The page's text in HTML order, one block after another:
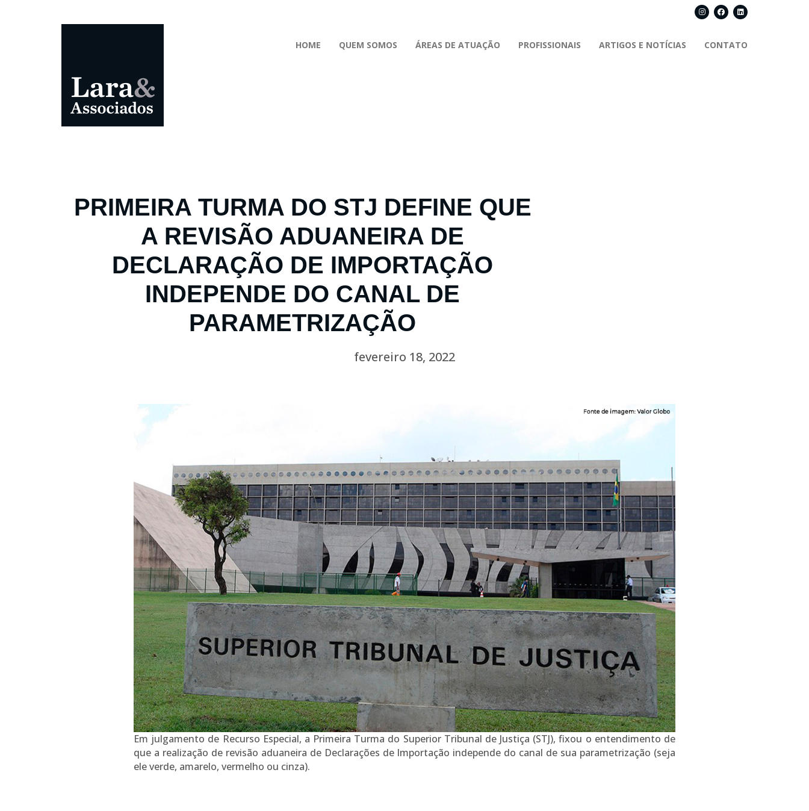
HOME QUEM SOMOS ÁREAS DE ATUAÇÃO PROFISSIONAIS ARTIGOS E NOTÍCIAS CONTATO
PRIMEIRA TURMA DO STJ DEFINE QUE
A REVISÃO ADUANEIRA DE
DECLARAÇÃO DE IMPORTAÇÃO
INDEPENDE DO CANAL DE
PARAMETRIZAÇÃO
fevereiro 18, 2022
Em julgamento de Recurso Especial, a Primeira Turma do Superior Tribunal de Justiça (STJ), fixou o entendimento de
que a realização de revisão aduaneira de Declarações de Importação independe do canal de sua parametrização (seja
ele verde, amarelo, vermelho ou cinza).